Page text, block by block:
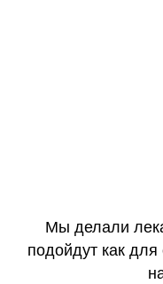
Мы делали
подойдут как